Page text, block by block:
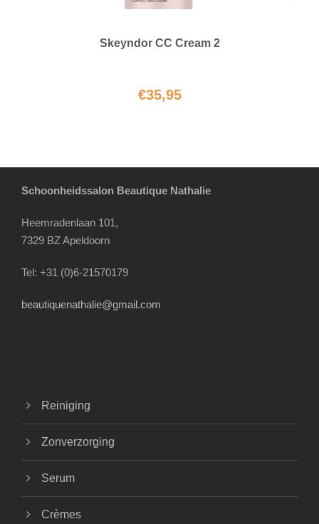
Skeyndor CC Cream 2
€35,95
Schoonheidssalon Beautique Nathalie
Heemradenlaan 101,
7329 BZ Apeldoorn
Tel: +31 (0)6-21570179
beautiquenathalie@gmail.com
Reiniging
Zonverzorging
Serum
Crèmes